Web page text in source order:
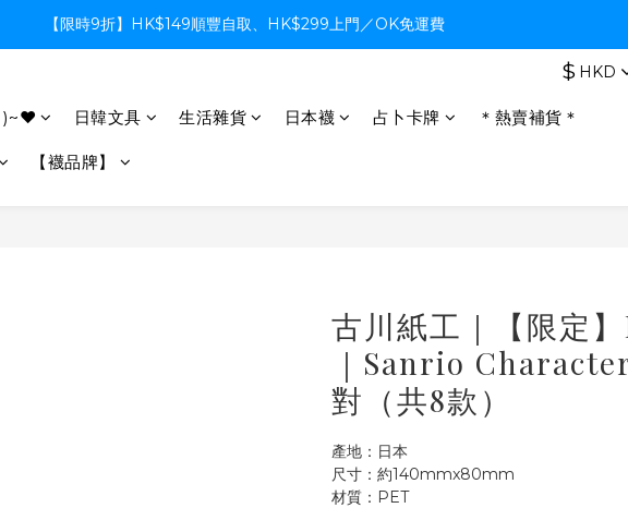
【限時9折】HK$149順豐自取、HK$299上門／OK免運費
【限時9折】HK$149順豐自取、HK$299上門／OK免運費
【限時9折】HK$149順豐自取、HK$299上門／OK免運費
$ HKD
日韓文具 生活雜貨 日本襪 占卜卡牌 ＊熱賣補貨＊
【襪品牌】
古川紙工｜【限定
｜Sanrio
對（共8款）
產地：日本
尺寸：約140mmx80mm
材質：PET